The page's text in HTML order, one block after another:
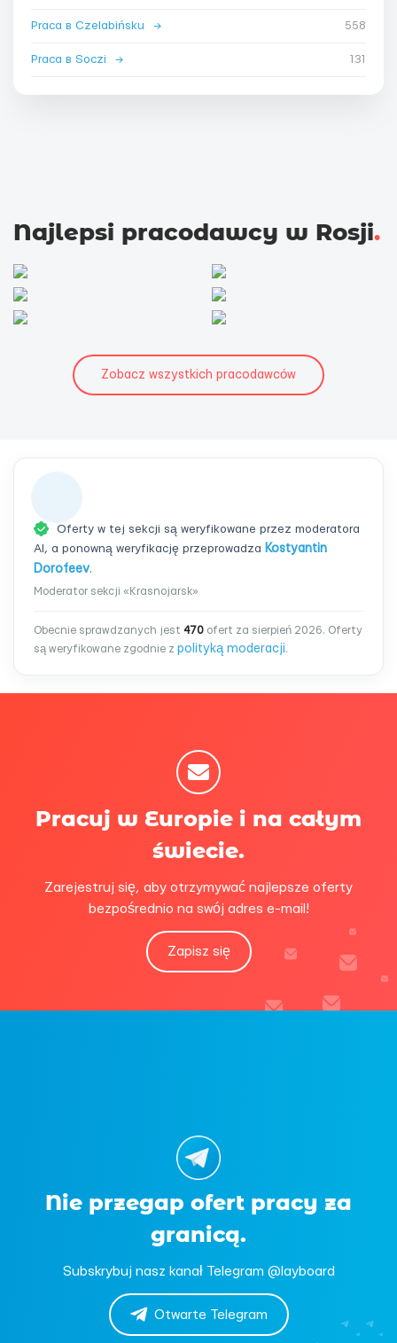
Praca в Czelabińsku → 558
Praca в Soczi → 131
Najlepsi pracodawcy w Rosji.
Zobacz wszystkich pracodawców
Oferty w tej sekcji są weryfikowane przez moderatora
AI, a ponowną weryfikację przeprowadza Kostyantin
Dorofeev.
Moderator sekcji «Krasnojarsk»
Obecnie sprawdzanych jest 470 ofert za sierpień 2026. Oferty
są weryfikowane zgodnie z polityką moderacji.
Pracuj w Europie i na całym
świecie.
Zarejestruj się, aby otrzymywać najlepsze oferty
bezpośrednio na swój adres e-mail!
Zapisz się
Nie przegap ofert pracy za
granicą.
Subskrybuj nasz kanał Telegram @layboard
Otwarte Telegram